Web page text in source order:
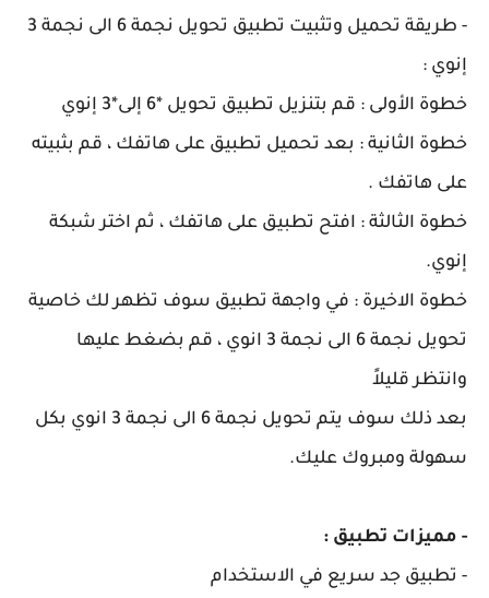
- طريقة تحميل وتثبيت تطبيق تحويل نجمة 6 الى نجمة 3
إنوي :
خطوة الأولى : قم بتنزيل تطبيق تحويل *6 إلى*3 إنوي
خطوة الثانية : بعد تحميل تطبيق على هاتفك ، قم بثبيته
على هاتفك .
خطوة الثالثة : افتح تطبيق على هاتفك ، ثم اختر شبكة
إنوي.
خطوة الاخيرة : في واجهة تطبيق سوف تظهر لك خاصية
تحويل نجمة 6 الى نجمة 3 انوي ، قم بضغط عليها
وانتظر قليلاً
بعد ذلك سوف يتم تحويل نجمة 6 الى نجمة 3 انوي بكل
سهولة ومبروك عليك.
- مميزات تطبيق :
- تطبيق جد سريع في الاستخدام